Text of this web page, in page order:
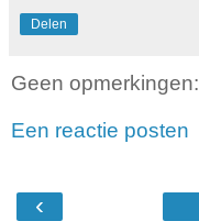
Delen
Geen opmerkingen:
Een reactie posten
‹